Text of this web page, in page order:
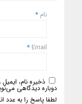
نام *
Email
*
ذخیره نام،
دوباره دیدگاهی
لطفا پاسخ را به عدد